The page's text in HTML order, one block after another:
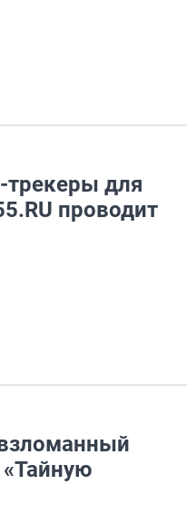
трекеры для
проводит
«Тайную